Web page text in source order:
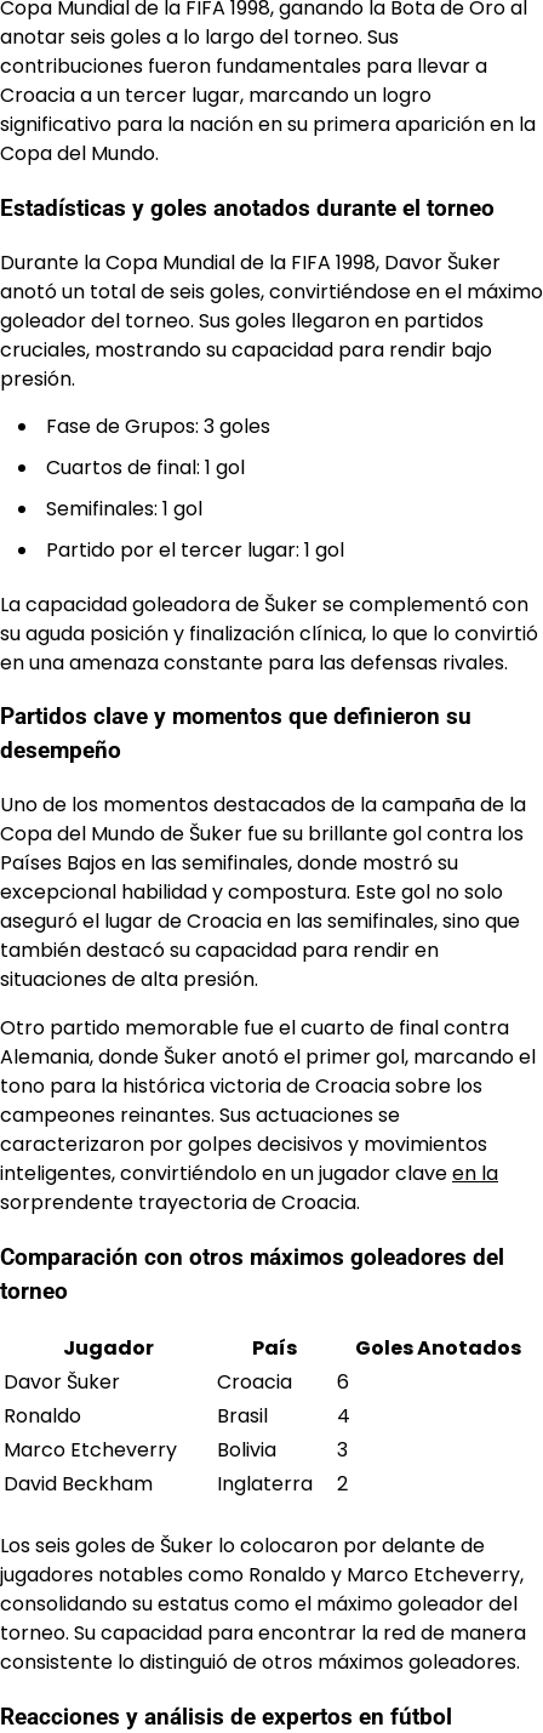
Copa Mundial de la FIFA 1998, ganando la Bota de Oro al
anotar seis goles a lo largo del torneo. Sus
contribuciones fueron fundamentales para llevar a
Croacia a un tercer lugar, marcando un logro
significativo para la nación en su primera aparición en la
Copa del Mundo.
Estadísticas y goles anotados durante el torneo
Durante la Copa Mundial de la FIFA 1998, Davor Šuker
anotó un total de seis goles, convirtiéndose en el máximo
goleador del torneo. Sus goles llegaron en partidos
cruciales, mostrando su capacidad para rendir bajo
presión.
Fase de Grupos: 3 goles
Cuartos de final: 1 gol
Semifinales: 1 gol
Partido por el tercer lugar: 1 gol
La capacidad goleadora de Šuker se complementó con
su aguda posición y finalización clínica, lo que lo convirtió
en una amenaza constante para las defensas rivales.
Partidos clave y momentos que definieron su
desempeño
Uno de los momentos destacados de la campaña de la
Copa del Mundo de Šuker fue su brillante gol contra los
Países Bajos en las semifinales, donde mostró su
excepcional habilidad y compostura. Este gol no solo
aseguró el lugar de Croacia en las semifinales, sino que
también destacó su capacidad para rendir en
situaciones de alta presión.
Otro partido memorable fue el cuarto de final contra
Alemania, donde Šuker anotó el primer gol, marcando el
tono para la histórica victoria de Croacia sobre los
campeones reinantes. Sus actuaciones se
caracterizaron por golpes decisivos y movimientos
inteligentes, convirtiéndolo en un jugador claveen la
sorprendente trayectoria de Croacia.
Comparación con otros máximos goleadores del
torneo
Jugador País
Goles Anotados
Davor Šuker
Croacia
6
Ronaldo
Brasil
4
Marco Etcheverry
Bolivia
3
David Beckham
Inglaterra 2
Los seis goles de Šuker lo colocaron por delante de
jugadores notables como Ronaldo y Marco Etcheverry,
consolidando su estatus como el máximo goleador del
torneo. Su capacidad para encontrar la red de manera
consistente lo distinguió de otros máximos goleadores.
Reacciones y análisis de expertos en fútbol